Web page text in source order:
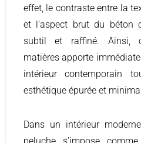
effet, le contraste entre la
et l’aspect brut du béton
subtil et raffiné. Ainsi,
matières apporte
intérieur contemporain
esthétique épurée et
Dans un intérieur